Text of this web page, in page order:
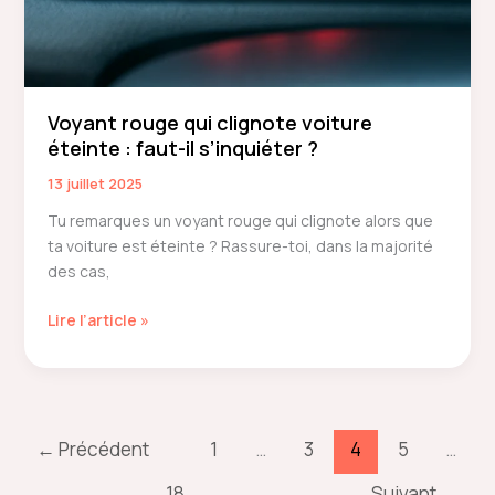
Voyant rouge qui clignote voiture
éteinte : faut-il s’inquiéter ?
13 juillet 2025
Tu remarques un voyant rouge qui clignote alors que
ta voiture est éteinte ? Rassure-toi, dans la majorité
des cas,
Voyant
éteinte
Lire l’article »
← Précédent 1 … 3 4 5
…